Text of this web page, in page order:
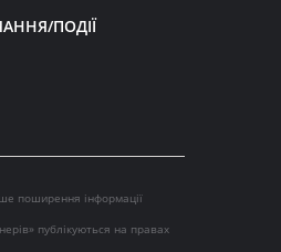
ПОДІЇ
поширення інформації
публікуються на правах